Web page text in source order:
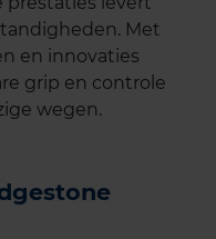
Met
en innovaties
grip en controle
wegen.